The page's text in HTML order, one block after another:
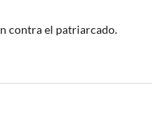
contra el patriarcado.